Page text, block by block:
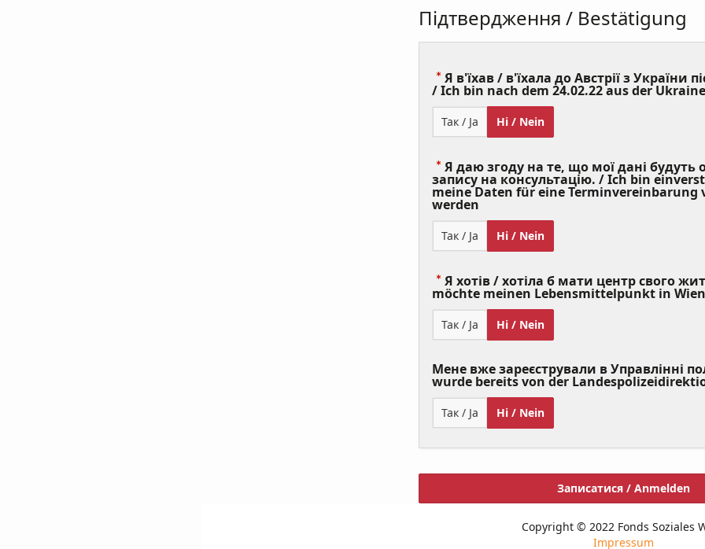
Підтвердження / Bestätigung
Я в'їхав / в'їхала до Австрії з України
/ Ich bin nach dem 24.02.22 aus der
Так / Ja Ні / Nein
Я даю згоду на те, що мої дані будуть
запису на консультацію. / Ich bin
meine Daten für eine Terminvereinbarung
werden
Required)
Так / Ja Ні / Nein
Я хотів / хотіла б мати центр свого
möchte meinen Lebensmittelpunkt in
Так / Ja Ні / Nein
Мене вже зареєстрували в Управлінні
wurde bereits von der
Так / Ja Ні / Nein
Записатися / Anmelden
Copyright © 2022 Fonds Soziales
Impressum